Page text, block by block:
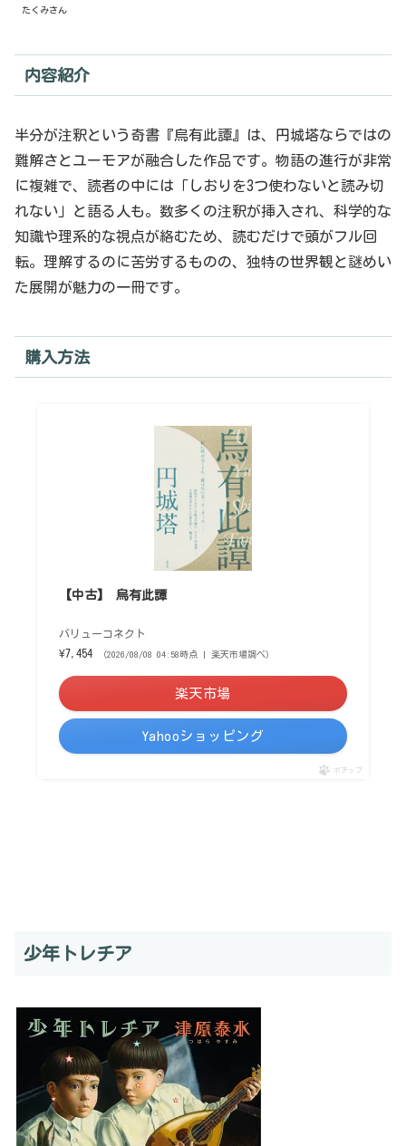
たくみさん
内容紹介
半分が注釈という奇書『烏有此譚』は、円城塔ならではの
難解さとユーモアが融合した作品です。物語の進行が非常
に複雑で、読者の中には「しおりを3つ使わないと読み切
れない」と語る人も。数多くの注釈が挿入され、科学的な
知識や理系的な視点が絡むため、読むだけで頭がフル回
転。理解するのに苦労するものの、独特の世界観と謎めい
た展開が魅力の一冊です。
購入方法
【中古】 烏有此譚
バリューコネクト
¥7,454
（2026/08/08 04:58時点 | 楽天市場調べ）
楽天市場
Yahooショッピング
ポチップ
少年トレチア